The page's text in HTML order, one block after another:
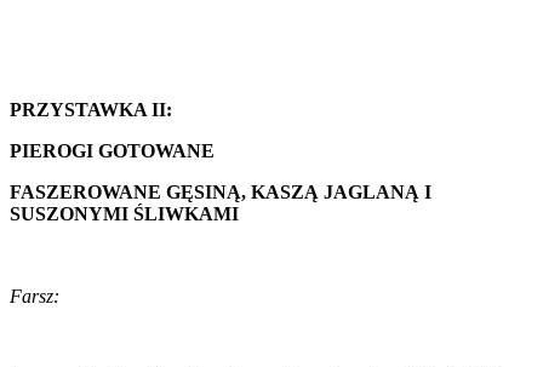
PRZYSTAWKA II:
PIEROGI GOTOWANE
FASZEROWANE GĘSINĄ, KASZĄ JAGLANĄ I
SUSZONYMI ŚLIWKAMI
Farsz: